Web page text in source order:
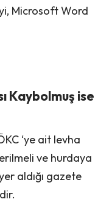
Microsoft Word
Kaybolmuş ise
‘ye ait levha
ve hurdaya
aldığı gazete